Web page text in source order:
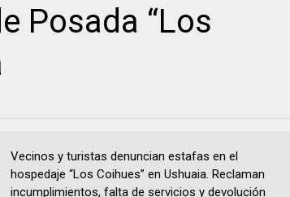
Posada “Los
Vecinos y turistas denuncian estafas en el
hospedaje “Los Coihues” en Ushuaia. Reclaman
incumplimientos, falta de servicios y devolución